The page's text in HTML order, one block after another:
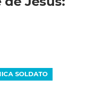
SOLDATO